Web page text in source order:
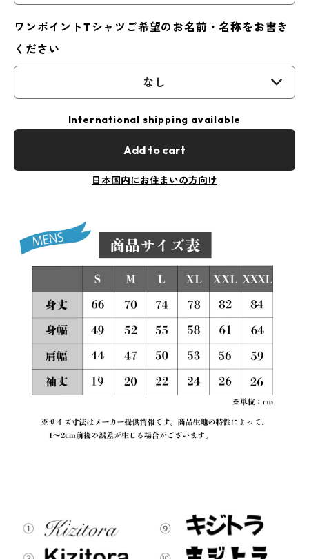
ワンポイントTシャツご希望のお名前・名称をお書き
ください
なし
International shipping available
Add to cart
日本国内にお住まいの方向け